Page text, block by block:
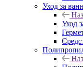
Уход за
Уход